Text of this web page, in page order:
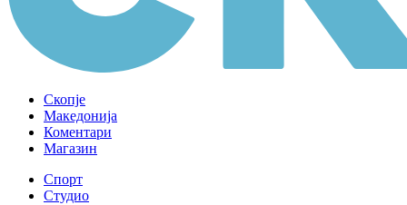
Скопје
Македонија
Коментари
Магазин
Спорт
Студио